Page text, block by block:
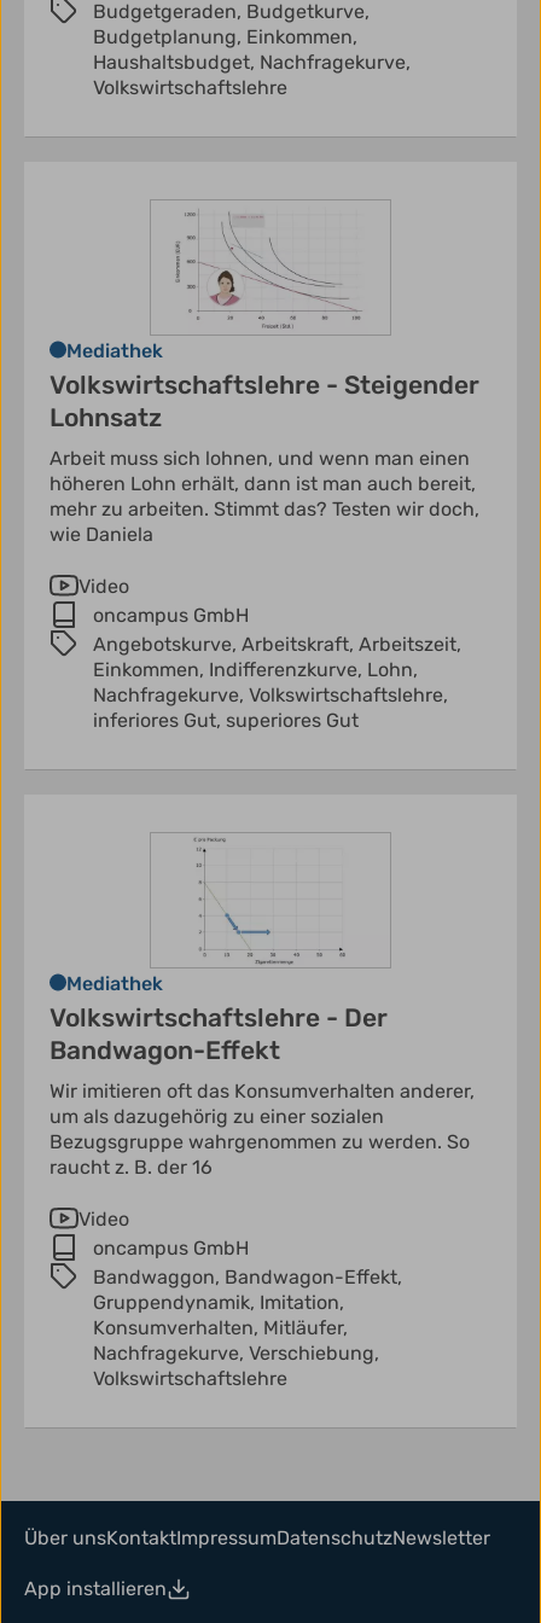
Budgetgeraden, Budgetkurve,
Budgetplanung, Einkommen,
Haushaltsbudget, Nachfragekurve,
Volkswirtschaftslehre
Mediathek
Volkswirtschaftslehre - Steigender
Lohnsatz
Arbeit muss sich lohnen, und wenn man einen
höheren Lohn erhält, dann ist man auch bereit,
mehr zu arbeiten. Stimmt das? Testen wir doch,
wie Daniela
Video
oncampus GmbH
Angebotskurve, Arbeitskraft, Arbeitszeit,
Einkommen, Indifferenzkurve, Lohn,
Nachfragekurve, Volkswirtschaftslehre,
inferiores Gut, superiores Gut
Mediathek
Volkswirtschaftslehre - Der
Bandwagon-Effekt
Wir imitieren oft das Konsumverhalten anderer,
um als dazugehörig zu einer sozialen
Bezugsgruppe wahrgenommen zu werden. So
raucht z. B. der 16
Video
oncampus GmbH
Bandwaggon, Bandwagon-Effekt,
Gruppendynamik, Imitation,
Konsumverhalten, Mitläufer,
Nachfragekurve, Verschiebung,
Volkswirtschaftslehre
Über unsKontaktImpressumDatenschutzNewsletter
App installieren